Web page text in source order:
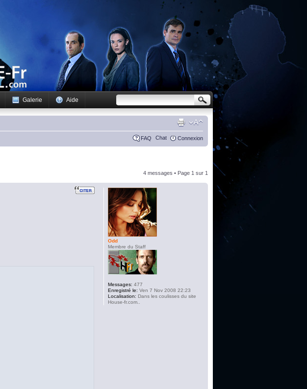
Galerie Aide
FAQ Chat Connexion
4 messages • Page 1 sur 1
Odd
Membre du Staff
Messages: 477
Enregistré le: Ven 7 Nov 2008 22:23
Localisation: Dans les coulisses du site
House-fr.com..